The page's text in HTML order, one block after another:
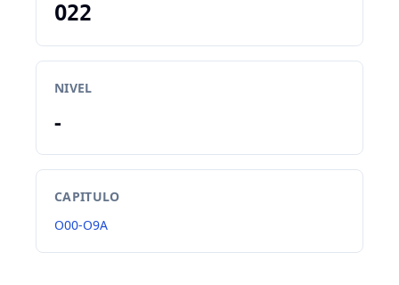
O22
NIVEL
-
CAPITULO
O00-O9A